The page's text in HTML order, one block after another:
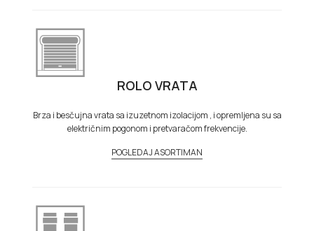
ROLO VRATA
Brza i besčujna vrata sa izuzetnom izolacijom , i opremljena su sa
električnim pogonom i pretvaračom frekvencije.
POGLEDAJ ASORTIMAN